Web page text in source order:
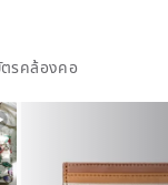
ตรคล้องคอ